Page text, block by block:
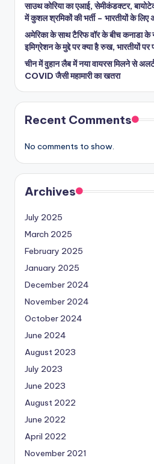
साउथ कोरिया का एआई, सेमीकंडक्टर,
में कुशल श्रमिकों की भर्ती – भारतीयों के लिए
अमेरिका के साथ टैरिफ वॉर के बीच कनाडा के
इमिग्रेशन के मुद्दे पर क्या है रुख, भारतीयों पर
चीन में वुहान लैब में नया वायरस मिलने से
COVID जैसी महामारी का खतरा
Recent Comments
No comments to show.
Archives
July 2025
March 2025
February 2025
January 2025
December 2024
November 2024
October 2024
June 2024
August 2023
July 2023
June 2023
August 2022
June 2022
April 2022
November 2021